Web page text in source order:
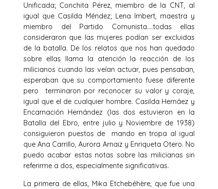
Unificada; Conchita Pérez, miembro de la CNT, al
igual que Casilda Méndez; Lena Imbert, maestra y
miembro del Partido Comunista….todas ellas
consideraron que las mujeres podían ser excluidas
de la batalla. De los relatos que nos han quedado
sobre ellas llama la atención la reacción de los
milicianos cuando las veían actuar, pues pensaban,
esperaban que su comportamiento fuese diferente
pero terminaron por reconocer su valor y coraje,
igual que el de cualquier hombre. Casilda Hernáez y
Encarnación Hernández (las dos estuvieron en la
Batalla del Ebro, entre julio y Noviembre de 1938)
consiguieron puestos de mando en tropa al igual
que Ana Carrillo, Aurora Arnaiz y Enriqueta Otero. No
puedo acabar estas notas sobre las milicianas sin
referirme a dos, especialmente significativas.
La primera de ellas, Mika Etchebéhère, que fue una